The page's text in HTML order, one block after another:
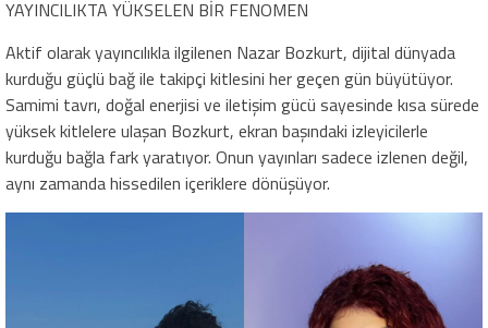
YAYINCILIKTA YÜKSELEN BİR FENOMEN
Aktif olarak yayıncılıkla ilgilenen Nazar Bozkurt, dijital dünyada
kurduğu güçlü bağ ile takipçi kitlesini her geçen gün büyütüyor.
Samimi tavrı, doğal enerjisi ve iletişim gücü sayesinde kısa sürede
yüksek kitlelere ulaşan Bozkurt, ekran başındaki izleyicilerle
kurduğu bağla fark yaratıyor. Onun yayınları sadece izlenen değil,
aynı zamanda hissedilen içeriklere dönüşüyor.